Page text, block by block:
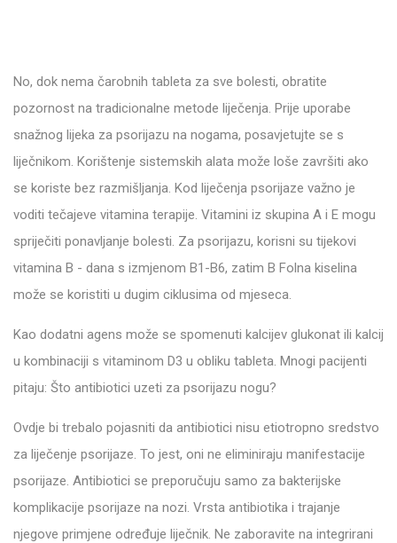
No, dok nema čarobnih tableta za sve bolesti, obratite
pozornost na tradicionalne metode liječenja. Prije uporabe
snažnog lijeka za psorijazu na nogama, posavjetujte se s
liječnikom. Korištenje sistemskih alata može loše završiti ako
se koriste bez razmišljanja. Kod liječenja psorijaze važno je
voditi tečajeve vitamina terapije. Vitamini iz skupina A i E mogu
spriječiti ponavljanje bolesti. Za psorijazu, korisni su tijekovi
vitamina B - dana s izmjenom B1-B6, zatim B Folna kiselina
može se koristiti u dugim ciklusima od mjeseca.
Kao dodatni agens može se spomenuti kalcijev glukonat ili kalcij
u kombinaciji s vitaminom D3 u obliku tableta. Mnogi pacijenti
pitaju: Što antibiotici uzeti za psorijazu nogu?
Ovdje bi trebalo pojasniti da antibiotici nisu etiotropno sredstvo
za liječenje psorijaze. To jest, oni ne eliminiraju manifestacije
psorijaze. Antibiotici se preporučuju samo za bakterijske
komplikacije psorijaze na nozi. Vrsta antibiotika i trajanje
njegove primjene određuje liječnik. Ne zaboravite na integrirani